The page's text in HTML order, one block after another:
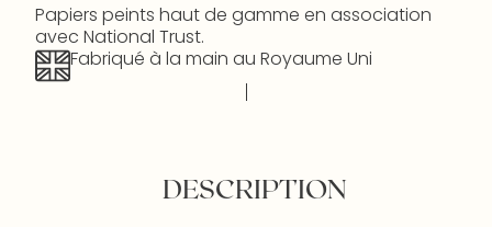
Papiers peints haut de gamme en association
avec National Trust.
Fabriqué à la main au Royaume Uni
DESCRIPTION